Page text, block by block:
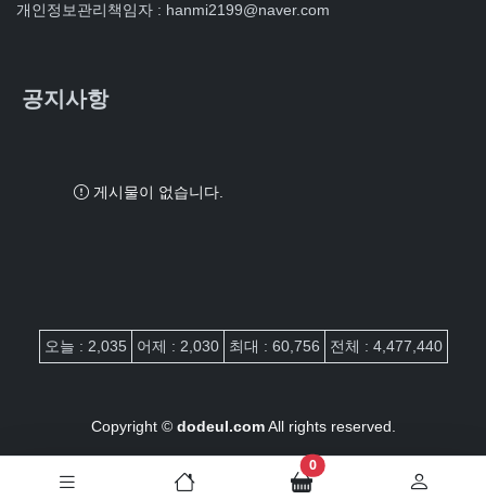
개인정보관리책임자 : hanmi2199@naver.com
공지사항
게시물이 없습니다.
접속자집계
오늘 : 2,035 어제 : 2,030 최대 : 60,756 전체 : 4,477,440
Copyright © dodeul.comAll rights reserved.
0장바구니 담은 개수